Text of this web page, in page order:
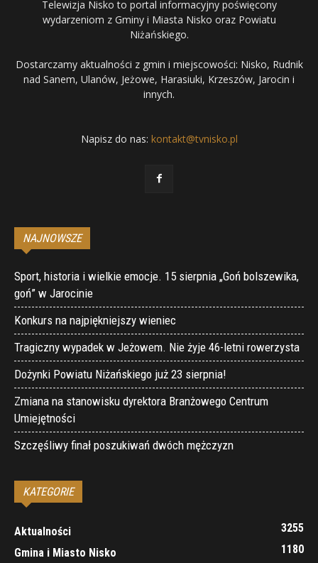
Telewizja Nisko to portal informacyjny poświęcony
wydarzeniom z Gminy i Miasta Nisko oraz Powiatu
Niżańskiego.
Dostarczamy aktualności z gmin i miejscowości: Nisko, Rudnik
nad Sanem, Ulanów, Jeżowe, Harasiuki, Krzeszów, Jarocin i
innych.
Napisz do nas: kontakt@tvnisko.pl
NAJNOWSZE
Sport, historia i wielkie emocje. 15 sierpnia „Goń bolszewika,
goń” w Jarocinie
Konkurs na najpiękniejszy wieniec
Tragiczny wypadek w Jeżowem. Nie żyje 46-letni rowerzysta
Dożynki Powiatu Niżańskiego już 23 sierpnia!
Zmiana na stanowisku dyrektora Branżowego Centrum
Umiejętności
Szczęśliwy finał poszukiwań dwóch mężczyzn
KATEGORIE
Aktualności
3255
Gmina i Miasto Nisko
1180